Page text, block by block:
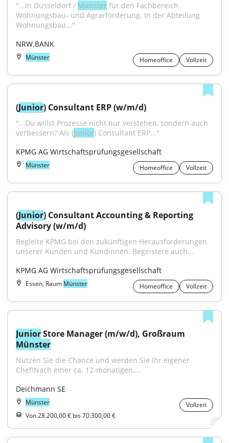
"...in Düsseldorf / Münster für den Fachbereich
Wohnungsbau- und Agrarförderung. In der Abteilung
Wohnungsbau..."
NRW.BANK
Münster Homeoffice Vollzeit
(Junior) Consultant ERP (w/m/d)
"...Du willst Prozesse nicht nur verstehen, sondern auch
verbessern? Als (Junior) Consultant ERP..."
KPMG AG Wirtschaftsprüfungsgesellschaft
Münster Homeoffice Vollzeit
(Junior) Consultant Accounting & Reporting
Advisory (w/m/d)
Begleite KPMG bei den zukünftigen Herausforderungen
unserer Kunden und Kundinnen. Begeistere auch...
KPMG AG Wirtschaftsprüfungsgesellschaft
Essen, Raum Münster Homeoffice Vollzeit
Junior
Münster
Nutzen Sie die Chance und werden Sie Ihr eigener
Chef!Nach einer ca. 12-monatigen,...
Deichmann SE
Münster
Vollzeit
Von 28.200,00 € bis 70.300,00 €